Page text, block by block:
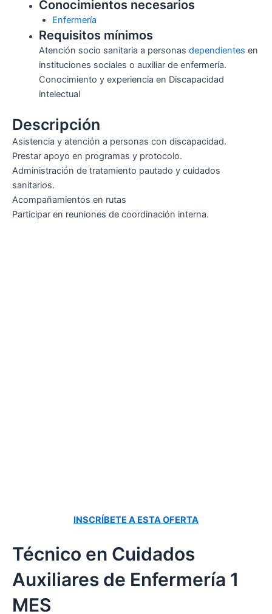
Conocimientos necesarios
Enfermería
Requisitos mínimos
Atención socio sanitaria a personas dependientes en
instituciones sociales o auxiliar de enfermería.
Conocimiento y experiencia en Discapacidad
intelectual
Descripción
Asistencia y atención a personas con discapacidad.
Prestar apoyo en programas y protocolo.
Administración de tratamiento pautado y cuidados
sanitarios.
Acompañamientos en rutas
Participar en reuniones de coordinación interna.
INSCRÍBETE A ESTA OFERTA
Técnico en Cuidados
Auxiliares de Enfermería 1
MES